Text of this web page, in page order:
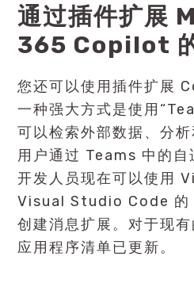
通过插件扩展
365 Copilot
您还可以使用插件扩展
一种强大方式是使用
可以检索外部数据、分
用户通过 Teams 中的自
开发人员现在可以使用
Visual Studio Code
创建消息扩展。对于现
应用程序清单已更新。